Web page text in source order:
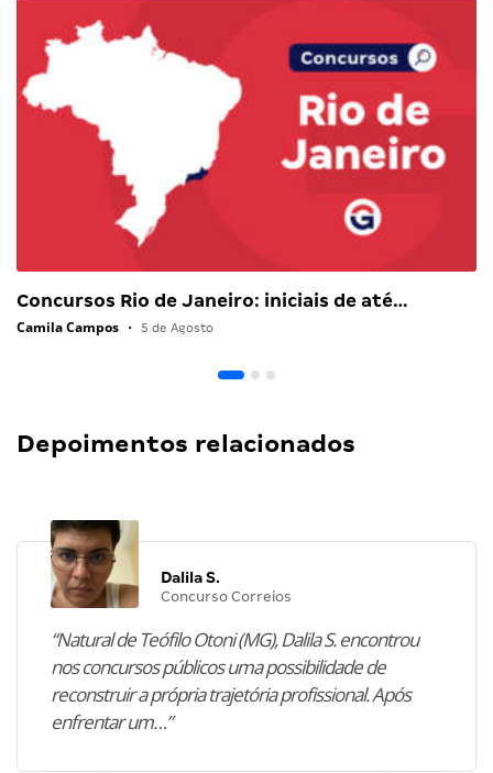
Concursos Rio de Janeiro: iniciais de até…
Camila Campos • 5 de Agosto
Depoimentos relacionados
Dalila S.
Concurso Correios
“Natural de Teófilo Otoni (MG), Dalila S. encontrou
nos concursos públicos uma possibilidade de
reconstruir a própria trajetória profissional. Após
enfrentar um…”